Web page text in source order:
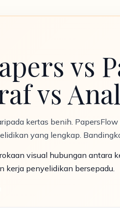
vs
vs
kertas benih.
yang lengkap.
visual hubungan antara
kerja penyelidikan bersepadu.